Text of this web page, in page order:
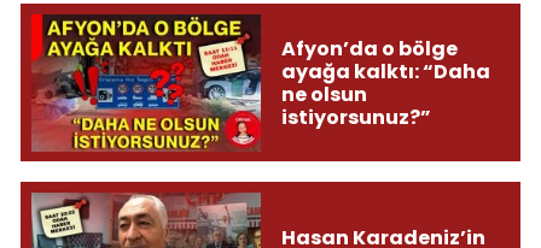
Afyon’da o bölge
ayağa kalktı: “Daha
ne olsun
istiyorsunuz?”
Hasan Karadeniz’in